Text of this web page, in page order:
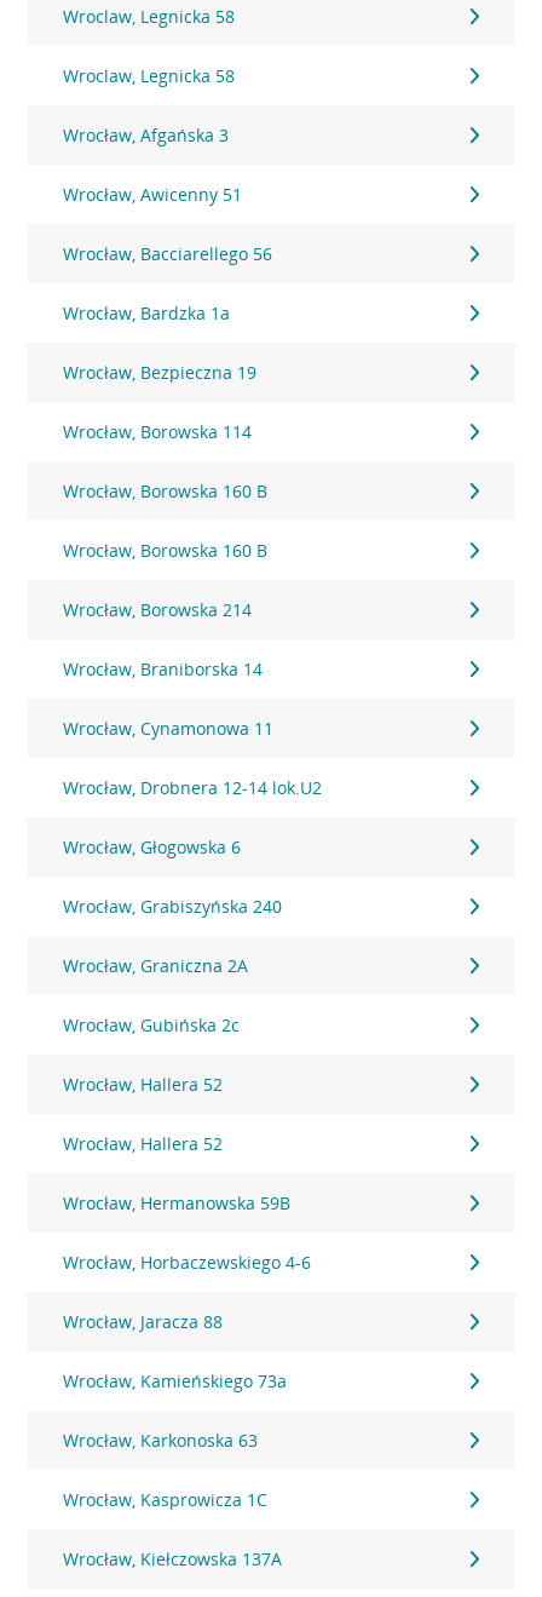
Wroclaw, Legnicka 58
Wroclaw, Legnicka 58
Wrocław, Afgańska 3
Wrocław, Awicenny 51
Wrocław, Bacciarellego 56
Wrocław, Bardzka 1a
Wrocław, Bezpieczna 19
Wrocław, Borowska 114
Wrocław, Borowska 160 B
Wrocław, Borowska 160 B
Wrocław, Borowska 214
Wrocław, Braniborska 14
Wrocław, Cynamonowa 11
Wrocław, Drobnera 12-14 lok.U2
Wrocław, Głogowska 6
Wrocław, Grabiszyńska 240
Wrocław, Graniczna 2A
Wrocław, Gubińska 2c
Wrocław, Hallera 52
Wrocław, Hallera 52
Wrocław, Hermanowska 59B
Wrocław, Horbaczewskiego 4-6
Wrocław, Jaracza 88
Wrocław, Kamieńskiego 73a
Wrocław, Karkonoska 63
Wrocław, Kasprowicza 1C
Wrocław, Kiełczowska 137A